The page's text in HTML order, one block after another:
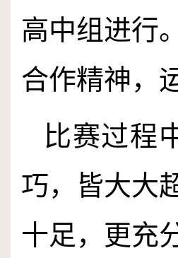
高中组进行
合作精神，
比赛过程
巧，皆大大
十足，更充